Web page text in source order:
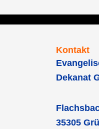
Kontakt
Dekanat
35305